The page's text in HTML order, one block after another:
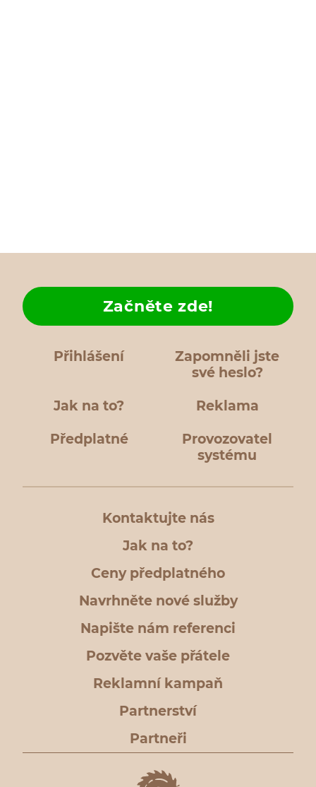
Přihlášení
Zapomněli jste
své heslo?
Jak na to?
Začněte zde!
Reklama
Předplatné
Provozovatel
systému
Kontaktujte nás
Jak na to?
Ceny předplatného
Navrhněte nové služby
Napište nám referenci
Pozvěte vaše přátele
Reklamní kampaň
Partnerství
Partneři